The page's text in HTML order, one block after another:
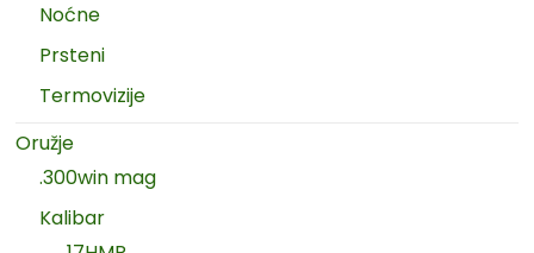
Noćne
Prsteni
Termovizije
Oružje
.300win mag
Kalibar